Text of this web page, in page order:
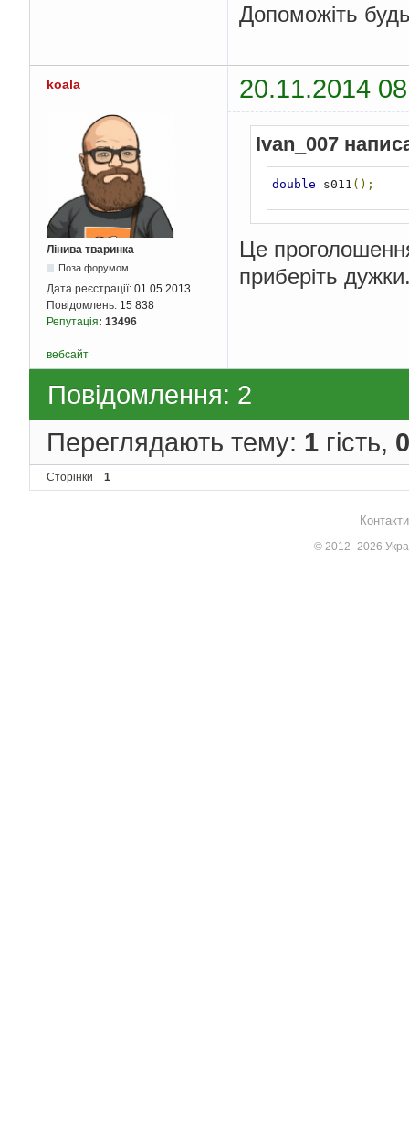
Допоможіть
koala 20.11.2014
Лінива тваринка
Поза форумом
Дата реєстрації: 01.05.2013
Повідомлень: 15 838
Репутація: 13496
Ivan_007
double s011 ();
Це
приберіть
вебсайт
Повідомлення: 2
Переглядають тему: 1 гість, 0
Сторінки 1
© 2012–2026